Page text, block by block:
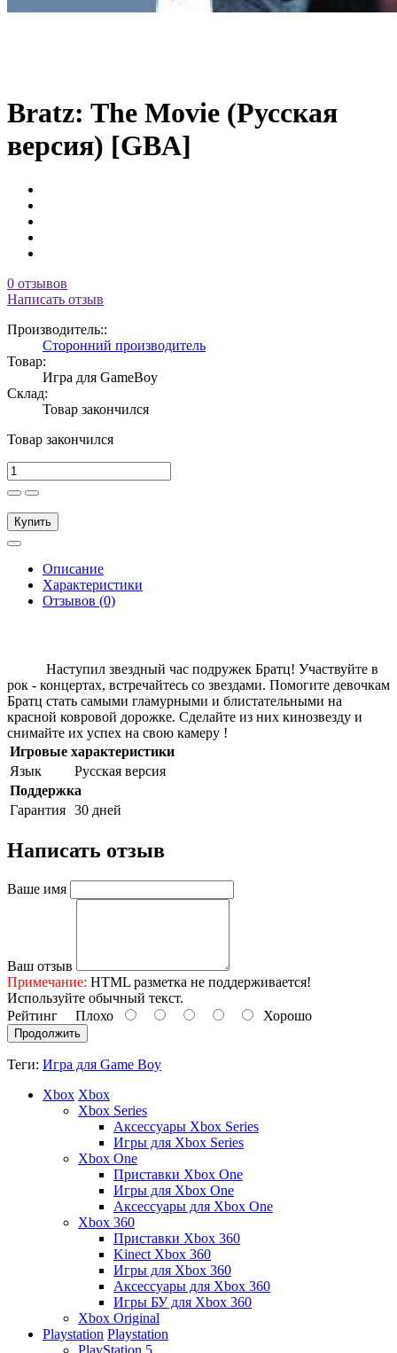
Bratz: The Movie (Русская
версия) [GBA]
0 отзывов
Написать отзыв
Производитель::
Сторонний производитель
Товар:
Игра для GameBoy
Склад:
Товар закончился
Товар закончился
Купить
Описание
Характеристики
Отзывов (0)
Наступил звездный час подружек Братц! Участвуйте в
рок - концертах, встречайтесь со звездами. Помогите девочкам
Братц стать самыми гламурными и блистательными на
красной ковровой дорожке. Сделайте из них кинозвезду и
снимайте их успех на свою камеру !
Игровые характеристики
Язык
Русская версия
Поддержка
Гарантия 30 дней
Написать отзыв
Ваше имя
Ваш отзыв
Примечание: HTML разметка не поддерживается!
Используйте обычный текст.
Рейтинг Плохо Хорошо
Продолжить
Теги: Игра для Game Boy
Xbox Xbox
Xbox Series
Аксессуары Xbox Series
Игры для Xbox Series
Xbox One
Приставки Xbox One
Игры для Xbox One
Аксессуары для Xbox One
Xbox 360
Приставки Xbox 360
Kinect Xbox 360
Игры для Xbox 360
Аксессуары для Xbox 360
Игры БУ для Xbox 360
Xbox Original
Playstation Playstation
PlayStation 5